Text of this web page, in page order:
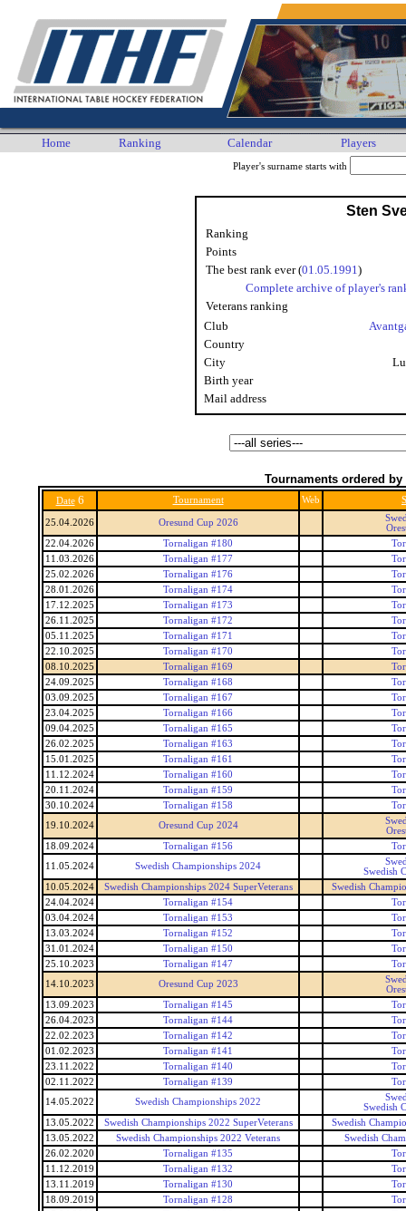
Home Ranking Calendar Players
Player's surname starts with
Sten
Ranking
Points
The best rank ever (01.05.1991)
Complete archive of player's
Veterans ranking
Club
Country
City
Birth year
Mail address
Tournaments ordered by
Date 6 Tournament Web
25.04.2026 Oresund Cup 2026
22.04.2026
Tornaligan #180
11.03.2026
Tornaligan #177
25.02.2026
Tornaligan #176
28.01.2026
Tornaligan #174
17.12.2025
Tornaligan #173
26.11.2025
Tornaligan #172
05.11.2025
Tornaligan #171
22.10.2025
Tornaligan #170
08.10.2025
Tornaligan #169
24.09.2025
Tornaligan #168
03.09.2025
Tornaligan #167
23.04.2025
Tornaligan #166
09.04.2025
Tornaligan #165
26.02.2025
Tornaligan #163
15.01.2025
Tornaligan #161
11.12.2024
Tornaligan #160
20.11.2024
Tornaligan #159
30.10.2024
Tornaligan #158
19.10.2024
Oresund Cup 2024
18.09.2024
Tornaligan #156
11.05.2024
Swedish Championships 2024
Swedish
10.05.2024
Swedish Championships 2024 SuperVeterans
Swedish
24.04.2024
Tornaligan #154
03.04.2024
Tornaligan #153
13.03.2024
Tornaligan #152
31.01.2024
Tornaligan #150
25.10.2023
Tornaligan #147
14.10.2023
Oresund Cup 2023
13.09.2023
Tornaligan #145
26.04.2023
Tornaligan #144
22.02.2023
Tornaligan #142
01.02.2023
Tornaligan #141
23.11.2022
Tornaligan #140
02.11.2022
Tornaligan #139
14.05.2022
Swedish Championships 2022
Swedish
13.05.2022
Swedish Championships 2022 SuperVeterans
Swedish
13.05.2022
Swedish Championships 2022 Veterans
Swedish
26.02.2020
Tornaligan #135
11.12.2019
Tornaligan #132
13.11.2019
Tornaligan #130
18.09.2019
Tornaligan #128